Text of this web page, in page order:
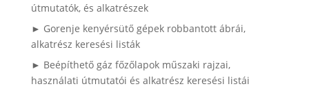
útmutatók, és alkatrészek
► Gorenje kenyérsütő gépek robbantott ábrái,
alkatrész keresési listák
► Beépíthető gáz főzőlapok műszaki rajzai,
használati útmutatói és alkatrész keresési listái